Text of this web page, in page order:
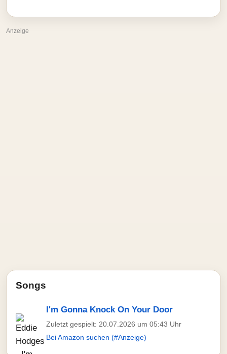
Anzeige
Songs
I'm Gonna Knock On Your Door
Zuletzt gespielt: 20.07.2026 um 05:43 Uhr
Bei Amazon suchen (#Anzeige)